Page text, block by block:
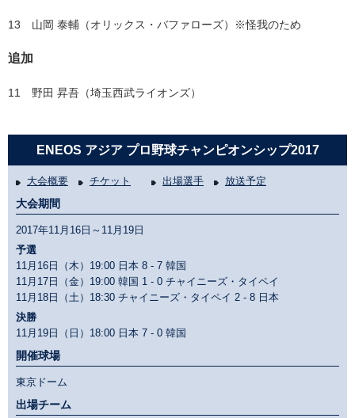
13 山岡 泰輔（オリックス・バファローズ）※怪我のため
追加
11 野田 昇吾（埼玉西武ライオンズ）
ENEOS アジア プロ野球チャンピオンシップ2017
大会概要 チケット 出場選手 放送予定
大会期間
2017年11月16日～11月19日
予選
11月16日（木）19:00 日本 8 - 7 韓国
11月17日（金）19:00 韓国 1 - 0 チャイニーズ・タイペイ
11月18日（土）18:30 チャイニーズ・タイペイ 2 - 8 日本
決勝
11月19日（日）18:00 日本 7 - 0 韓国
開催球場
東京ドーム
出場チーム